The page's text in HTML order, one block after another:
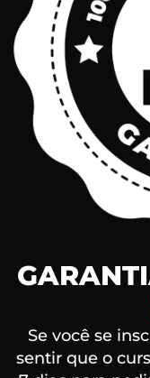
Se você se
sentir que o